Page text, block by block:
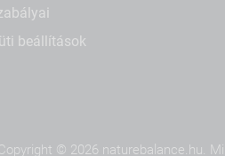
beállítások
© 2026 naturebalance.hu.